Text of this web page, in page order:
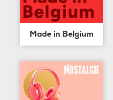
Made in Belgium